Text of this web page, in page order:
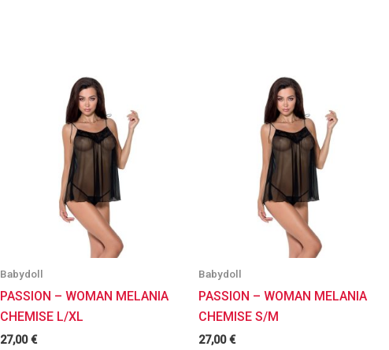
Babydoll
PASSION – WOMAN MELANIA
CHEMISE L/XL
27,00€
Babydoll
PASSION – WOMAN MELANIA
CHEMISE S/M
27,00€